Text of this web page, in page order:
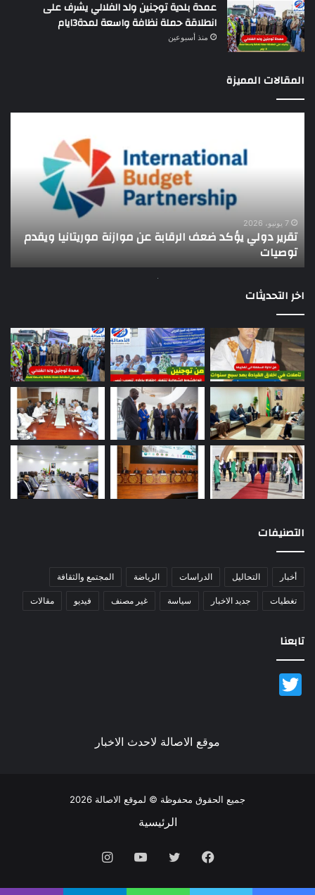
عمدة بلدية توجنين ولد الفلالي يشرف على
انطلاقة حملة نظافة واسعة لمدة3ايام
منذ أسبوعين
المقالات المميزة
موريتانيا
ويقدم
توصيات
7 يونيو، 2026
تقرير دولي يؤكد ضعف الرقابة عن موازنة موريتانيا ويقدم
توصيات
اخر التحديثات
التصنيفات
أخبار التحاليل الدراسات الرياضة المجتمع والثقافة
تغطيات جديد الاخبار سياسة غير مصنف فيديو مقالات
تابعنا
موقع الاصالة لاحدث الاخبار
جميع الحقوق محفوظة © لموقع الاصالة 2026
الرئيسية
فيسبوك تويتر يوتيوب